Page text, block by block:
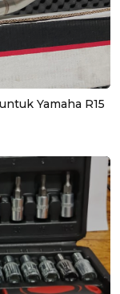
Yamaha R15